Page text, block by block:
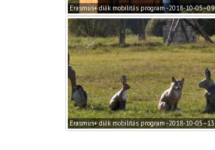
Erasmus+ diák mobilitás program -2018-10-05–09
Erasmus+ diák mobilitás program -2018-10-05–13